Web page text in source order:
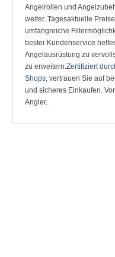
Angelrollen und
weiter. Tagesaktuelle
umfangreiche
bester Kundenservice
Angelausrüstung zu
zu erweitern.Zertifiziert
Shops, vertrauen Sie auf
und sicheres Einkaufen.
Angler.